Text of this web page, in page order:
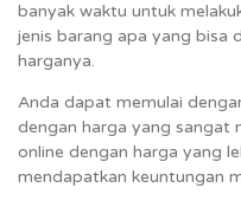
banyak waktu untuk
jenis barang apa yang bisa
harganya.
Anda dapat memulai
dengan harga yang sangat
online dengan harga yang
mendapatkan keuntungan